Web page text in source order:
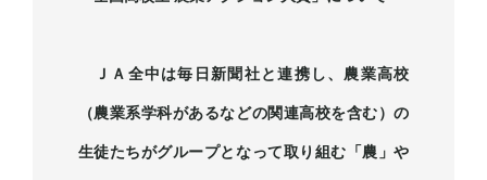
ＪＡ全中は毎日新聞社と連携し、農業高校
（農業系学科があるなどの関連高校を含む）の
生徒たちがグループとなって取り組む「農」や